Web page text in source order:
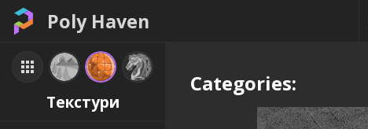
Poly Haven
Текстури
Categories: